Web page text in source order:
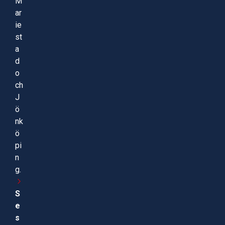
ar
ie
st
a
d
o
ch
J
ö
nk
ö
pi
n
g.
S
e
s